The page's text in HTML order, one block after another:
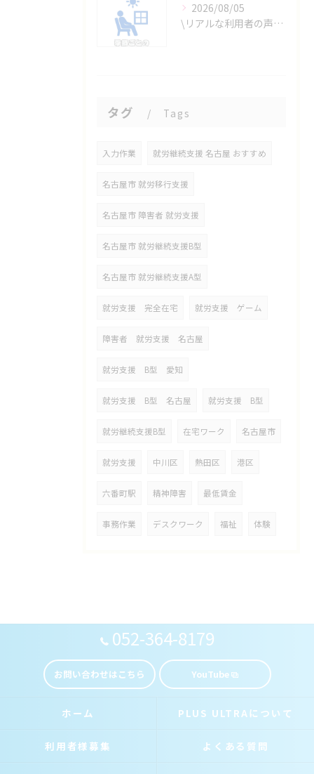
2026/08/05
\リアルな利用者の声📣/
タグ Tags
入力作業 就労継続支援 名古屋 おすすめ
名古屋市 就労移行支援
名古屋市 障害者 就労支援
名古屋市 就労継続支援B型
名古屋市 就労継続支援A型
就労支援 完全在宅 就労支援 ゲーム
障害者 就労支援 名古屋
就労支援 B型 愛知
就労支援 B型 名古屋 就労支援 B型
就労継続支援B型 在宅ワーク 名古屋市
就労支援 中川区 熱田区 港区
六番町駅 精神障害 最低賃金
事務作業 デスクワーク 福祉 体験
052-364-8179
お問い合わせはこちら YouTube
ホーム PLUS ULTRAについて
利用者様募集 よくある質問